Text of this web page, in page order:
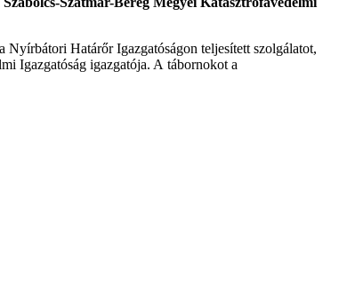
Határőr Igazgatóságon teljesített szolgálatot,
Igazgatóság igazgatója. A tábornokot a